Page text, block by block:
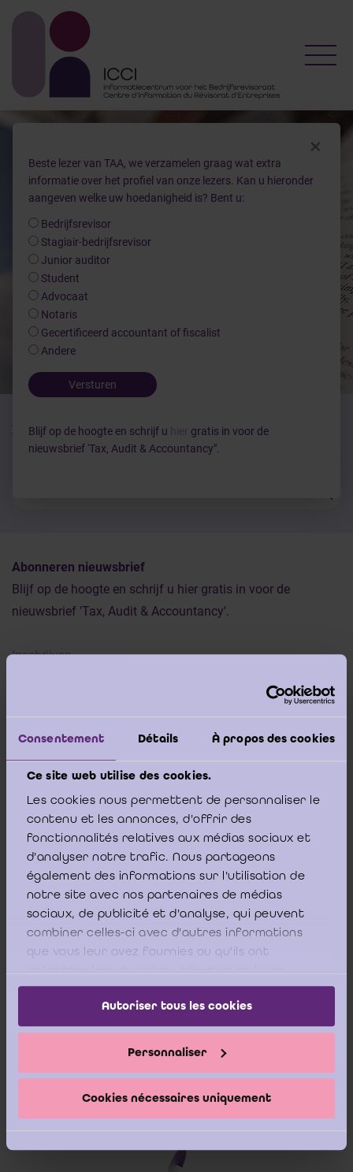
Consentement Détails À propos des cookies
Ce site web utilise des cookies.
Les cookies nous permettent de personnaliser le
contenu et les annonces, d'offrir des
fonctionnalités relatives aux médias sociaux et
d'analyser notre trafic. Nous partageons
également des informations sur l'utilisation de
notre site avec nos partenaires de médias
sociaux, de publicité et d'analyse, qui peuvent
combiner celles-ci avec d'autres informations
que vous leur avez fournies ou qu'ils ont
services.
Autoriser tous les cookies
Personnaliser
Cookies nécessaires uniquement
×
Beste lezer van TAA, we verzamelen graag wat extra
informatie over het profiel van onze lezers. Kan u hieronder
aangeven welke uw hoedanigheid is? Bent u:
Bedrijfsrevisor
Stagiair-bedrijfsrevisor
Junior auditor
Student
Advocaat
Notaris
Gecertificeerd accountant of fiscalist
Andere
Versturen
Blijf op de hoogte en schrijf u hier gratis in voor de
nieuwsbrief 'Tax, Audit & Accountancy".
Tax, Audit & Accountancy
Zoeken
Abonneren nieuwsbrief
Blijf op de hoogte en schrijf u hier gratis in voor de
nieuwsbrief 'Tax, Audit & Accountancy'.
Inschrijven
CARLIER (IFRS specialist), Prof. Dr. Michel DE WOLF
(Hoofdredacteur, bedrijfsrevisor, UCLouvain, ULiège,
(Bedrijfsrevisor), Thierry DUPONT (Erevoorzitter IBR), Laura
GUARINO (Bedrijfsrevisor), Fernand MAILLARD
(Ereondervoorzitter IBR, bedrijfsrevisor), Marleen
MANNEKENS ( Co-hoofdredacteur, bedrijfsrevisor), Prof. Dr.
Bart PEETERS (UGent, UAntwerpen en ULiège), Dries
SCHOCKAERT (Dr. VUB), Prof. Dr. Tom VAN
Redactiesecretariaat
A. Cauwe
Nieuwe reeks (vanaf nr. 83)